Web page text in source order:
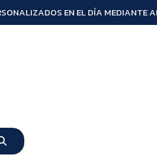
EN EL DÍA MEDIANTE